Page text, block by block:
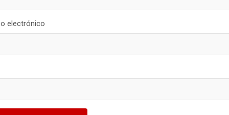
electrónico